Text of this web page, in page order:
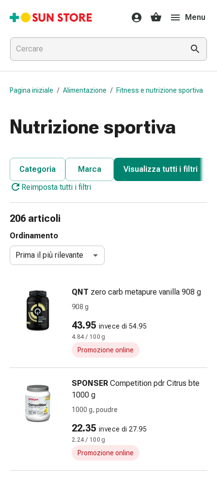
Farmaci
e
trattamenti
Raffreddore
e
influenza
per
tosse
Mal
Influenza
raffreddore
e
accessori
Doccia
nasale
Irritazione
elastiche
Compresse
piegate
Menu
Pagina iniziale / Alimentazione / Fitness e nutrizione sportiva
Nutrizione sportiva
Categoria Marca
Visualizza tutti i filtri
Reimposta tutti i filtri
206 articoli
Ordinamento
Prima il più rilevante
QNT zero carb metapure vanilla 908 g
908 g
43.95 invece di 54.95
4.84 / 100 g
Promozione online
SPONSER Competition pdr Citrus bte
1000 g
1000 g, poudre
22.35 invece di 27.95
2.24 / 100 g
Promozione online